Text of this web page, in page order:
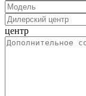
центр